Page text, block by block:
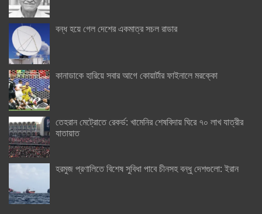
বন্ধ হয়ে গেল দেশের একমাত্র সচল রাডার
কানাডাকে হারিয়ে সবার আগে কোয়ার্টার ফাইনালে মরক্কো
তেহরান মেট্রোতে রেকর্ড: খামেনির শেষবিদায় ঘিরে ৭০ লাখ যাত্রীর
যাতায়াত
হরমুজ প্রণালিতে বিশেষ সুবিধা পাবে চীনসহ বন্ধু দেশগুলো: ইরান